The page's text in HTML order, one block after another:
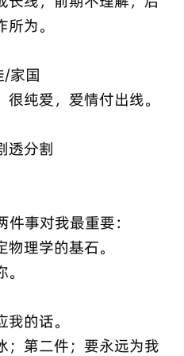
为。
/家国
纯爱，爱情付出线。
分割
事对我最重要：
理学的基石。
的话。
；第二件；要永远为我